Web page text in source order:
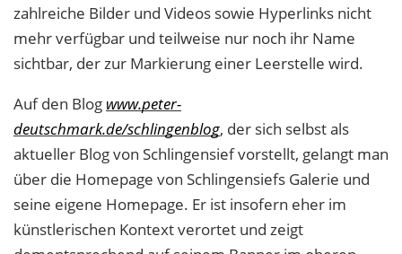
zahlreiche Bilder und Videos sowie Hyperlinks nicht
mehr verfügbar und teilweise nur noch ihr Name
sichtbar, der zur Markierung einer Leerstelle wird.
Auf den Blog www.peter-
deutschmark.de/schlingenblog, der sich selbst als
aktueller Blog von Schlingensief vorstellt, gelangt man
über die Homepage von Schlingensiefs Galerie und
seine eigene Homepage. Er ist insofern eher im
künstlerischen Kontext verortet und zeigt